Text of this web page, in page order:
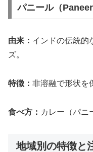
パニール（
由来： インドの伝統的
ズ。
特徴： 非溶融で形状を
食べ方： カレー（パニ
地域別の特徴と